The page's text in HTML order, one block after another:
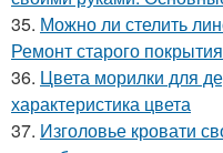
35. Можно ли стелить
Ремонт старого покрытия
36. Цвета морилки для
характеристика цвета
37. Изголовье кровати